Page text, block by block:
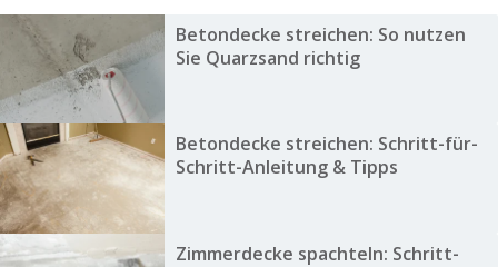
Betondecke streichen: So nutzen
Sie Quarzsand richtig
Betondecke streichen: Schritt-für-
Schritt-Anleitung & Tipps
Zimmerdecke spachteln: Schritt-